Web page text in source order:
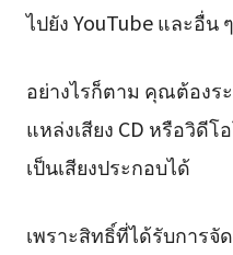
ไปยัง YouTube และอื่น
อย่างไรก็ตาม คุณต้องร
แหล่งเสียง CD หรือวิดี
เป็นเสียงประกอบได้
เพราะสิทธิ์ที่ได้รับการ